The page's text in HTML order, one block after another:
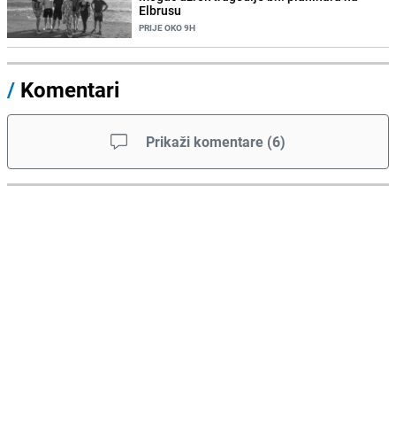
Elbrusu
PRIJE OKO 9H
/ Komentari
Prikaži komentare (6)